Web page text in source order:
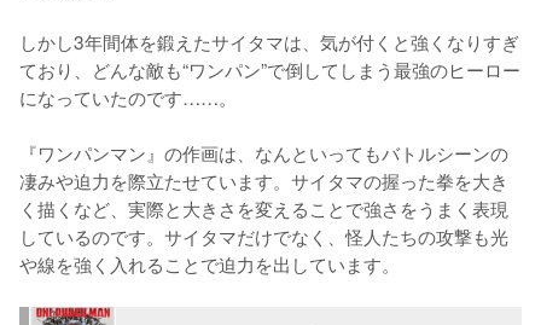
しかし3年間体を鍛えたサイタマは、気が付くと強くなりすぎ
ており、どんな敵も“ワンパン”で倒してしまう最強のヒーロー
になっていたのです……。
『ワンパンマン』の作画は、なんといってもバトルシーンの
凄みや迫力を際立たせています。サイタマの握った拳を大き
く描くなど、実際と大きさを変えることで強さをうまく表現
しているのです。サイタマだけでなく、怪人たちの攻撃も光
や線を強く入れることで迫力を出しています。